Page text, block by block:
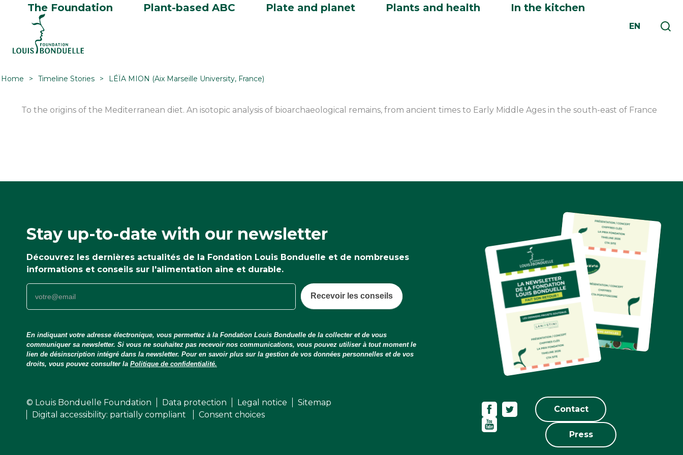
The Foundation Plant-based ABC Plate and planet Plants and health In the kitchen
EN
Home Timeline Stories LÉÏA MION (Aix Marseille University, France)
To the origins of the Mediterranean diet. An isotopic analysis of bioarchaeological remains, from ancient times to Early Middle Ages in the south-east of France
Stay up-to-date with our newsletter
Découvrez les dernières actualités de la Fondation Louis Bonduelle et de nombreuses
informations et conseils sur l'alimentation aine et durable.
Recevoir les conseils
En indiquant votre adresse électronique, vous permettez à la Fondation Louis Bonduelle de la collecter et de vous
communiquer sa newsletter. Si vous ne souhaitez pas recevoir nos communications, vous pouvez utiliser à tout moment le
lien de désinscription intégré dans la newsletter. Pour en savoir plus sur la gestion de vos données personnelles et de vos
droits, vous pouvez consulter la Politique de confidentialité.
© Louis Bonduelle Foundation Data protection Legal notice
Sitemap
Digital accessibility: partially compliant
Consent choices
Contact
Press